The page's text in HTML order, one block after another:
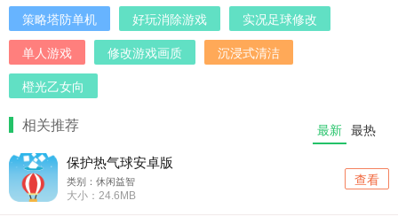
策略塔防单机
好玩消除游戏
实况足球修改
单人游戏
修改游戏画质
沉浸式清洁
橙光乙女向
相关推荐 最新 最热
保护热气球安卓版
类别：休闲益智
大小：24.6MB
查看